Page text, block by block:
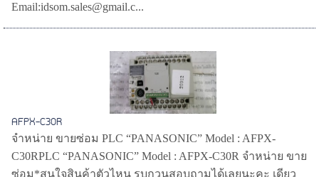
Email:idsom.sales@gmail.c...
AFPX-C30R
จำหน่าย ขายซ่อม PLC “PANASONIC” Model : AFPX-
C30RPLC “PANASONIC” Model : AFPX-C30R จำหน่าย ขาย
ซ่อม*สนใจสินค้าตัวไหน รบกวนสอบถามได้เลยนะคะ เดียว